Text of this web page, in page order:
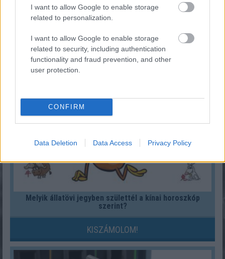
I want to allow Google to enable storage
related to personalization.
I want to allow Google to enable storage
related to security, including authentication
functionality and fraud prevention, and other
user protection.
CONFIRM
Data Deletion Data Access Privacy Policy
Mennyi adót kell fizetni albérlet kiadásakor 2026-ban?
KISZÁMOLOM!
Melyik állatövi jegyben születtél a kínai horoszkóp
szerint?
KISZÁMOLOM!